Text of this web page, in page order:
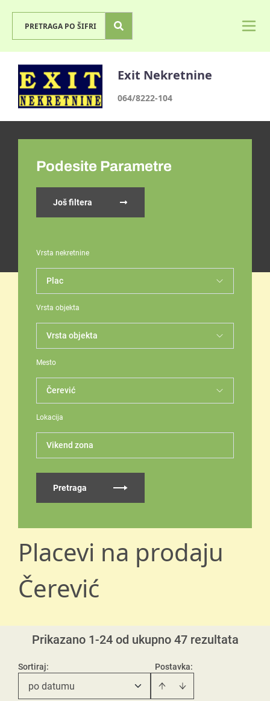
Exit Nekretnine
064/8222-104
Podesite Parametre
Još filtera
Vrsta nekretnine
Vrsta objekta
Mesto
Lokacija
Vikend zona
Pretraga
Placevi na prodaju
Čerević
Prikazano 1-24 od ukupno 47 rezultata
Postavka:
Sortiraj:
po datumu